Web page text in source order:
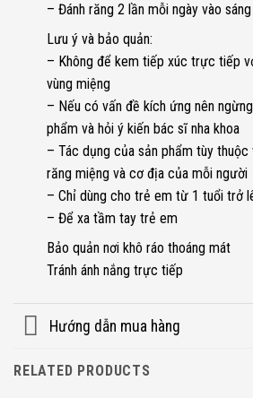
– Đánh răng 2 lần mỗi ngày vào
Lưu ý và bảo quản:
– Không để kem tiếp xúc trực tiếp
vùng miệng
– Nếu có vấn đề kích ứng nên
phẩm và hỏi ý kiến bác sĩ nha khoa
– Tác dụng của sản phẩm tùy thuộc
răng miệng và cơ địa của mỗi người
– Chỉ dùng cho trẻ em từ 1 tuổi trở
– Để xa tầm tay trẻ em
Bảo quản nơi khô ráo thoáng mát
Tránh ánh nắng trực tiếp
Hướng dẫn mua hàng
RELATED PRODUCTS